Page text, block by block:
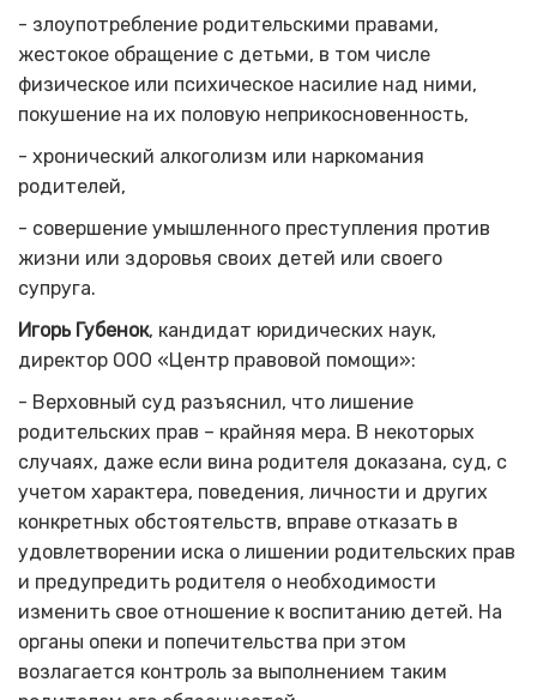
- злоупотребление родительскими правами,
жестокое обращение с детьми, в том числе
физическое или психическое насилие над ними,
покушение на их половую неприкосновенность,
- хронический алкоголизм или наркомания
родителей,
- совершение умышленного преступления против
жизни или здоровья своих детей или своего
супруга.
Игорь Губенок, кандидат юридических наук,
директор ООО «Центр правовой помощи»:
- Верховный суд разъяснил, что лишение
родительских прав – крайняя мера. В некоторых
случаях, даже если вина родителя доказана, суд, с
учетом характера, поведения, личности и других
конкретных обстоятельств, вправе отказать в
удовлетворении иска о лишении родительских прав
и предупредить родителя о необходимости
изменить свое отношение к воспитанию детей. На
органы опеки и попечительства при этом
возлагается контроль за выполнением таким